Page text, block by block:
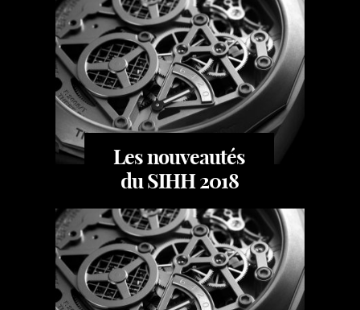
Les nouveautés
du SIHH 2018